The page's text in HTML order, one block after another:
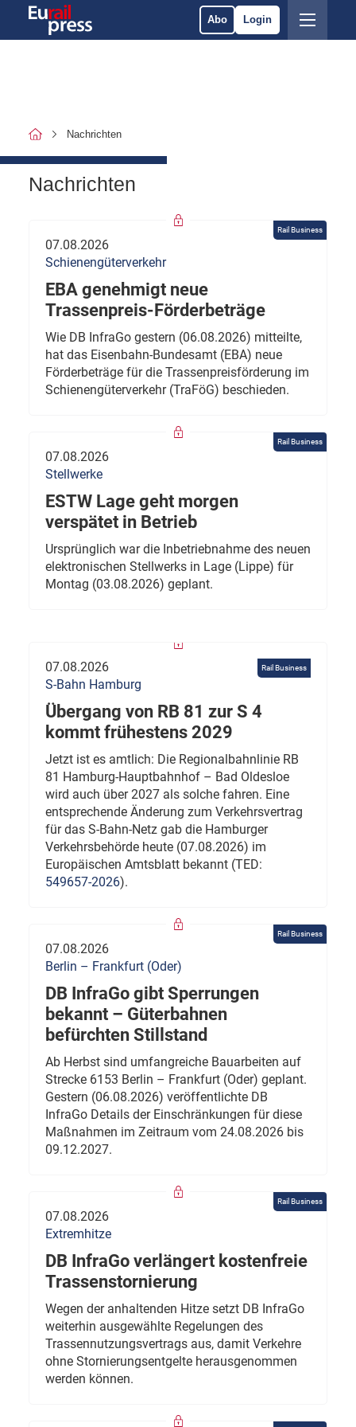
Abo Login
Nachrichten
Nachrichten
Rail Business
07.08.2026
Schienengüterverkehr
EBA genehmigt neue
Trassenpreis-Förderbeträge
Wie DB InfraGo gestern (06.08.2026) mitteilte,
hat das Eisenbahn-Bundesamt (EBA) neue
Förderbeträge für die Trassenpreisförderung im
Schienengüterverkehr (TraFöG) beschieden.
Rail Business
07.08.2026
Stellwerke
ESTW Lage geht morgen
verspätet in Betrieb
Ursprünglich war die Inbetriebnahme des neuen
elektronischen Stellwerks in Lage (Lippe) für
Montag (03.08.2026) geplant.
Rail Business
07.08.2026
S-Bahn Hamburg
Übergang von RB 81 zur S 4
kommt frühestens 2029
Jetzt ist es amtlich: Die Regionalbahnlinie RB
81 Hamburg-Hauptbahnhof – Bad Oldesloe
wird auch über 2027 als solche fahren. Eine
entsprechende Änderung zum Verkehrsvertrag
für das S-Bahn-Netz gab die Hamburger
Verkehrsbehörde heute (07.08.2026) im
Europäischen Amtsblatt bekannt (TED:
549657-2026).
Rail Business
07.08.2026
Berlin – Frankfurt (Oder)
DB InfraGo gibt Sperrungen
bekannt – Güterbahnen
befürchten Stillstand
Ab Herbst sind umfangreiche Bauarbeiten auf
Strecke 6153 Berlin – Frankfurt (Oder) geplant.
Gestern (06.08.2026) veröffentlichte DB
InfraGo Details der Einschränkungen für diese
Maßnahmen im Zeitraum vom 24.08.2026 bis
09.12.2027.
Rail Business
07.08.2026
Extremhitze
DB InfraGo verlängert kostenfreie
Trassenstornierung
Wegen der anhaltenden Hitze setzt DB InfraGo
weiterhin ausgewählte Regelungen des
Trassennutzungsvertrags aus, damit Verkehre
ohne Stornierungsentgelte herausgenommen
werden können.